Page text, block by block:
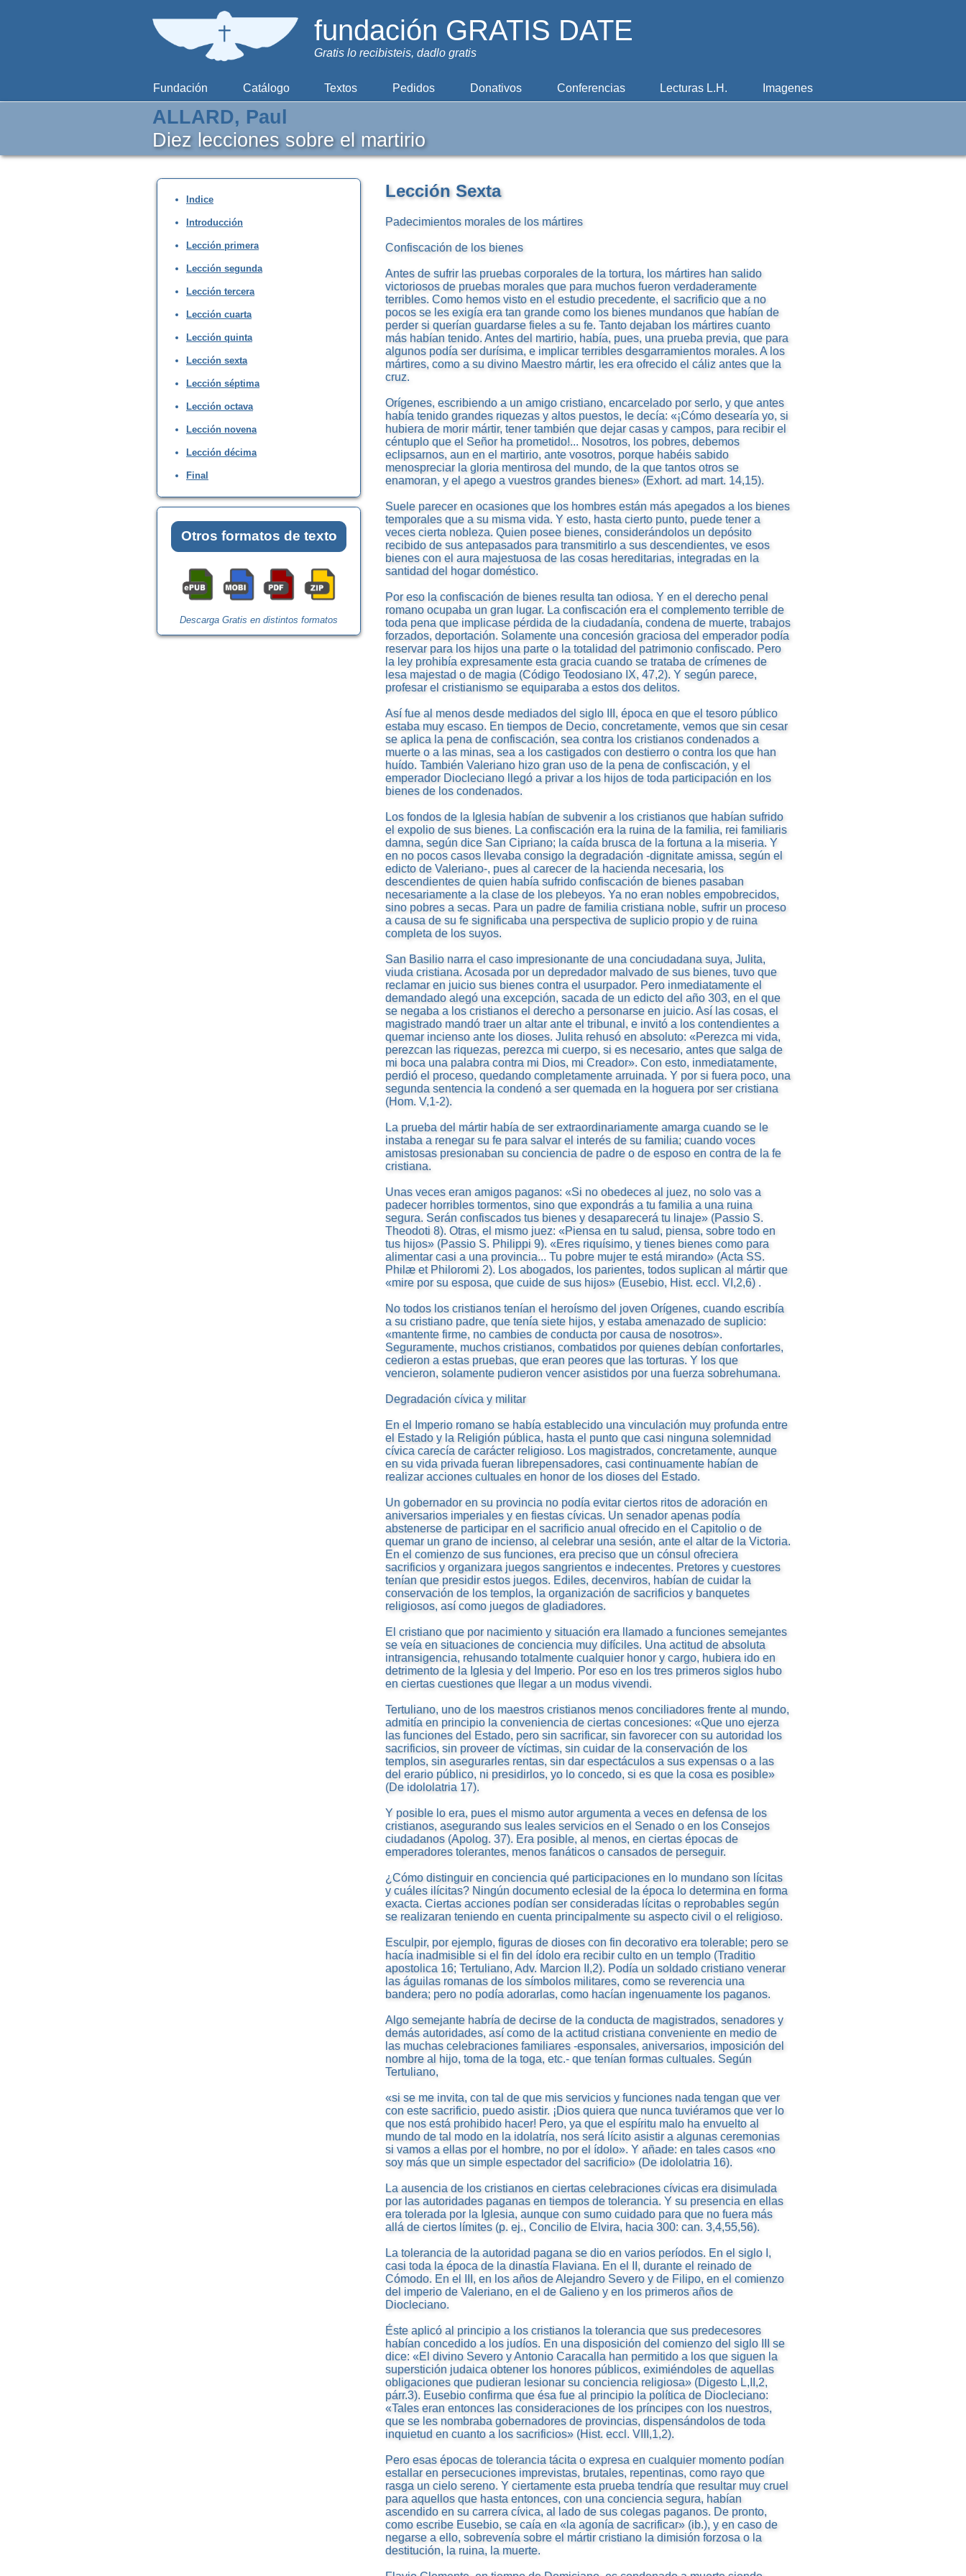
fundación GRATIS DATE
Gratis lo recibisteis, dadlo gratis
Fundación Catálogo Textos Pedidos Donativos Conferencias Lecturas L.H. Imagenes
ALLARD, Paul
Diez lecciones sobre el martirio
Indice
Introducción
Lección primera
Lección segunda
Lección tercera
Lección cuarta
Lección quinta
Lección sexta
Lección séptima
Lección octava
Lección novena
Lección décima
Final
Otros formatos de texto
Descarga Gratis en distintos formatos
Lección Sexta
Padecimientos morales de los mártires
Confiscación de los bienes
Antes de sufrir las pruebas corporales de la tortura, los mártires han salido
victoriosos de pruebas morales que para muchos fueron verdaderamente
terribles. Como hemos visto en el estudio precedente, el sacrificio que a no
pocos se les exigía era tan grande como los bienes mundanos que habían de
perder si querían guardarse fieles a su fe. Tanto dejaban los mártires cuanto
más habían tenido. Antes del martirio, había, pues, una prueba previa, que para
algunos podía ser durísima, e implicar terribles desgarramientos morales. A los
mártires, como a su divino Maestro mártir, les era ofrecido el cáliz antes que la
cruz.
Orígenes, escribiendo a un amigo cristiano, encarcelado por serlo, y que antes
había tenido grandes riquezas y altos puestos, le decía: «¡Cómo desearía yo, si
hubiera de morir mártir, tener también que dejar casas y campos, para recibir el
céntuplo que el Señor ha prometido!... Nosotros, los pobres, debemos
eclipsarnos, aun en el martirio, ante vosotros, porque habéis sabido
menospreciar la gloria mentirosa del mundo, de la que tantos otros se
enamoran, y el apego a vuestros grandes bienes» (Exhort. ad mart. 14,15).
Suele parecer en ocasiones que los hombres están más apegados a los bienes
temporales que a su misma vida. Y esto, hasta cierto punto, puede tener a
veces cierta nobleza. Quien posee bienes, considerándolos un depósito
recibido de sus antepasados para transmitirlo a sus descendientes, ve esos
bienes con el aura majestuosa de las cosas hereditarias, integradas en la
santidad del hogar doméstico.
Por eso la confiscación de bienes resulta tan odiosa. Y en el derecho penal
romano ocupaba un gran lugar. La confiscación era el complemento terrible de
toda pena que implicase pérdida de la ciudadanía, condena de muerte, trabajos
forzados, deportación. Solamente una concesión graciosa del emperador podía
reservar para los hijos una parte o la totalidad del patrimonio confiscado. Pero
la ley prohibía expresamente esta gracia cuando se trataba de crímenes de
lesa majestad o de magia (Código Teodosiano IX, 47,2). Y según parece,
profesar el cristianismo se equiparaba a estos dos delitos.
Así fue al menos desde mediados del siglo III, época en que el tesoro público
estaba muy escaso. En tiempos de Decio, concretamente, vemos que sin cesar
se aplica la pena de confiscación, sea contra los cristianos condenados a
muerte o a las minas, sea a los castigados con destierro o contra los que han
huído. También Valeriano hizo gran uso de la pena de confiscación, y el
emperador Diocleciano llegó a privar a los hijos de toda participación en los
bienes de los condenados.
Los fondos de la Iglesia habían de subvenir a los cristianos que habían sufrido
el expolio de sus bienes. La confiscación era la ruina de la familia, rei familiaris
damna, según dice San Cipriano; la caída brusca de la fortuna a la miseria. Y
en no pocos casos llevaba consigo la degradación -dignitate amissa, según el
edicto de Valeriano-, pues al carecer de la hacienda necesaria, los
descendientes de quien había sufrido confiscación de bienes pasaban
necesariamente a la clase de los plebeyos. Ya no eran nobles empobrecidos,
sino pobres a secas. Para un padre de familia cristiana noble, sufrir un proceso
a causa de su fe significaba una perspectiva de suplicio propio y de ruina
completa de los suyos.
San Basilio narra el caso impresionante de una conciudadana suya, Julita,
viuda cristiana. Acosada por un depredador malvado de sus bienes, tuvo que
reclamar en juicio sus bienes contra el usurpador. Pero inmediatamente el
demandado alegó una excepción, sacada de un edicto del año 303, en el que
se negaba a los cristianos el derecho a personarse en juicio. Así las cosas, el
magistrado mandó traer un altar ante el tribunal, e invitó a los contendientes a
quemar incienso ante los dioses. Julita rehusó en absoluto: «Perezca mi vida,
perezcan las riquezas, perezca mi cuerpo, si es necesario, antes que salga de
mi boca una palabra contra mi Dios, mi Creador». Con esto, inmediatamente,
perdió el proceso, quedando completamente arruinada. Y por si fuera poco, una
segunda sentencia la condenó a ser quemada en la hoguera por ser cristiana
(Hom. V,1-2).
La prueba del mártir había de ser extraordinariamente amarga cuando se le
instaba a renegar su fe para salvar el interés de su familia; cuando voces
amistosas presionaban su conciencia de padre o de esposo en contra de la fe
cristiana.
Unas veces eran amigos paganos: «Si no obedeces al juez, no solo vas a
padecer horribles tormentos, sino que expondrás a tu familia a una ruina
segura. Serán confiscados tus bienes y desaparecerá tu linaje» (Passio S.
Theodoti 8). Otras, el mismo juez: «Piensa en tu salud, piensa, sobre todo en
tus hijos» (Passio S. Philippi 9). «Eres riquísimo, y tienes bienes como para
alimentar casi a una provincia... Tu pobre mujer te está mirando» (Acta SS.
Philæ et Philoromi 2). Los abogados, los parientes, todos suplican al mártir que
«mire por su esposa, que cuide de sus hijos» (Eusebio, Hist. eccl. VI,2,6) .
No todos los cristianos tenían el heroísmo del joven Orígenes, cuando escribía
a su cristiano padre, que tenía siete hijos, y estaba amenazado de suplicio:
«mantente firme, no cambies de conducta por causa de nosotros».
Seguramente, muchos cristianos, combatidos por quienes debían confortarles,
cedieron a estas pruebas, que eran peores que las torturas. Y los que
vencieron, solamente pudieron vencer asistidos por una fuerza sobrehumana.
Degradación cívica y militar
En el Imperio romano se había establecido una vinculación muy profunda entre
el Estado y la Religión pública, hasta el punto que casi ninguna solemnidad
cívica carecía de carácter religioso. Los magistrados, concretamente, aunque
en su vida privada fueran librepensadores, casi continuamente habían de
realizar acciones cultuales en honor de los dioses del Estado.
Un gobernador en su provincia no podía evitar ciertos ritos de adoración en
aniversarios imperiales y en fiestas cívicas. Un senador apenas podía
abstenerse de participar en el sacrificio anual ofrecido en el Capitolio o de
quemar un grano de incienso, al celebrar una sesión, ante el altar de la Victoria.
En el comienzo de sus funciones, era preciso que un cónsul ofreciera
sacrificios y organizara juegos sangrientos e indecentes. Pretores y cuestores
tenían que presidir estos juegos. Ediles, decenviros, habían de cuidar la
conservación de los templos, la organización de sacrificios y banquetes
religiosos, así como juegos de gladiadores.
El cristiano que por nacimiento y situación era llamado a funciones semejantes
se veía en situaciones de conciencia muy difíciles. Una actitud de absoluta
intransigencia, rehusando totalmente cualquier honor y cargo, hubiera ido en
detrimento de la Iglesia y del Imperio. Por eso en los tres primeros siglos hubo
en ciertas cuestiones que llegar a un modus vivendi.
Tertuliano, uno de los maestros cristianos menos conciliadores frente al mundo,
admitía en principio la conveniencia de ciertas concesiones: «Que uno ejerza
las funciones del Estado, pero sin sacrificar, sin favorecer con su autoridad los
sacrificios, sin proveer de víctimas, sin cuidar de la conservación de los
templos, sin asegurarles rentas, sin dar espectáculos a sus expensas o a las
del erario público, ni presidirlos, yo lo concedo, si es que la cosa es posible»
(De idololatria 17).
Y posible lo era, pues el mismo autor argumenta a veces en defensa de los
cristianos, asegurando sus leales servicios en el Senado o en los Consejos
ciudadanos (Apolog. 37). Era posible, al menos, en ciertas épocas de
emperadores tolerantes, menos fanáticos o cansados de perseguir.
¿Cómo distinguir en conciencia qué participaciones en lo mundano son lícitas
y cuáles ilícitas? Ningún documento eclesial de la época lo determina en forma
exacta. Ciertas acciones podían ser consideradas lícitas o reprobables según
se realizaran teniendo en cuenta principalmente su aspecto civil o el religioso.
Esculpir, por ejemplo, figuras de dioses con fin decorativo era tolerable; pero se
hacía inadmisible si el fin del ídolo era recibir culto en un templo (Traditio
apostolica 16; Tertuliano, Adv. Marcion II,2). Podía un soldado cristiano venerar
las águilas romanas de los símbolos militares, como se reverencia una
bandera; pero no podía adorarlas, como hacían ingenuamente los paganos.
Algo semejante habría de decirse de la conducta de magistrados, senadores y
demás autoridades, así como de la actitud cristiana conveniente en medio de
las muchas celebraciones familiares -esponsales, aniversarios, imposición del
nombre al hijo, toma de la toga, etc.- que tenían formas cultuales. Según
Tertuliano,
«si se me invita, con tal de que mis servicios y funciones nada tengan que ver
con este sacrificio, puedo asistir. ¡Dios quiera que nunca tuviéramos que ver lo
que nos está prohibido hacer! Pero, ya que el espíritu malo ha envuelto al
mundo de tal modo en la idolatría, nos será lícito asistir a algunas ceremonias
si vamos a ellas por el hombre, no por el ídolo». Y añade: en tales casos «no
soy más que un simple espectador del sacrificio» (De idololatria 16).
La ausencia de los cristianos en ciertas celebraciones cívicas era disimulada
por las autoridades paganas en tiempos de tolerancia. Y su presencia en ellas
era tolerada por la Iglesia, aunque con sumo cuidado para que no fuera más
allá de ciertos límites (p. ej., Concilio de Elvira, hacia 300: can. 3,4,55,56).
La tolerancia de la autoridad pagana se dio en varios períodos. En el siglo I,
casi toda la época de la dinastía Flaviana. En el II, durante el reinado de
Cómodo. En el III, en los años de Alejandro Severo y de Filipo, en el comienzo
del imperio de Valeriano, en el de Galieno y en los primeros años de
Diocleciano.
Éste aplicó al principio a los cristianos la tolerancia que sus predecesores
habían concedido a los judíos. En una disposición del comienzo del siglo III se
dice: «El divino Severo y Antonio Caracalla han permitido a los que siguen la
superstición judaica obtener los honores públicos, eximiéndoles de aquellas
obligaciones que pudieran lesionar su conciencia religiosa» (Digesto L,II,2,
párr.3). Eusebio confirma que ésa fue al principio la política de Diocleciano:
«Tales eran entonces las consideraciones de los príncipes con los nuestros,
que se les nombraba gobernadores de provincias, dispensándolos de toda
inquietud en cuanto a los sacrificios» (Hist. eccl. VIII,1,2).
Pero esas épocas de tolerancia tácita o expresa en cualquier momento podían
estallar en persecuciones imprevistas, brutales, repentinas, como rayo que
rasga un cielo sereno. Y ciertamente esta prueba tendría que resultar muy cruel
para aquellos que hasta entonces, con una conciencia segura, habían
ascendido en su carrera cívica, al lado de sus colegas paganos. De pronto,
como escribe Eusebio, se caía en «la agonía de sacrificar» (ib.), y en caso de
negarse a ello, sobrevenía sobre el mártir cristiano la dimisión forzosa o la
destitución, la ruina, la muerte.